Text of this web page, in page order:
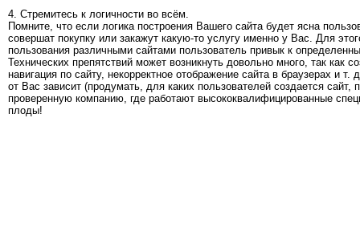
4. Стремитесь к логичности во всём.
Помните, что если логика построения Вашего сайта будет ясна
совершат покупку или закажут какую-то услугу именно у Вас. Для
пользования различными сайтами пользователь привык к
Технических препятствий может возникнуть довольно много, так
навигация по сайту, некорректное отображение сайта в браузерах и
от Вас зависит (продумать, для каких пользователей создается
проверенную компанию, где работают высококвалифицированные
плоды!